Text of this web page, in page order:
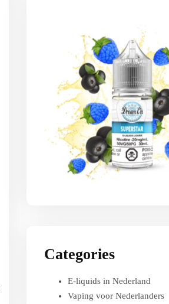
Categories
E-liquids in Nederland
Vaping voor Nederlanders